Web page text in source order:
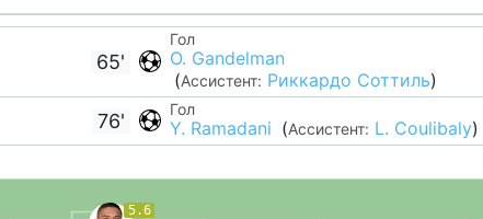
65'
Гол
O. Gandelman
(Ассистент: Риккардо Соттиль)
76' Гол
Y. Ramadani (Ассистент: L. Coulibaly)
5.6